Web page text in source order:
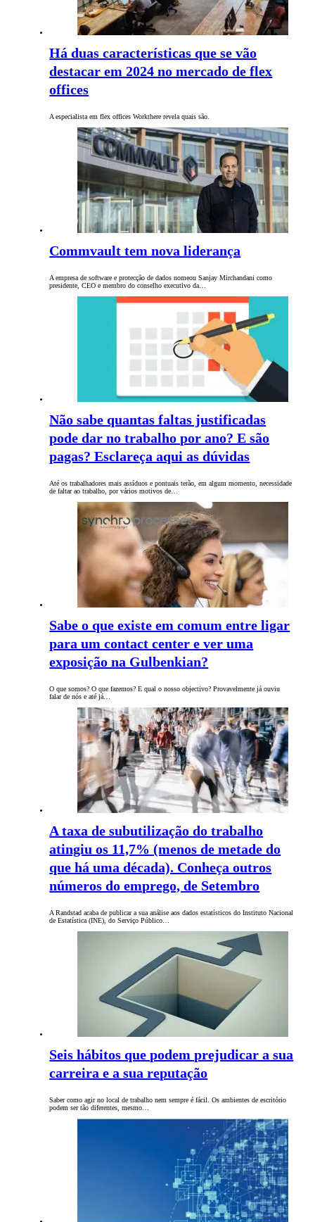
Há duas características que se vão
destacar em 2024 no mercado de flex
offices
A especialista em flex offices Workthere revela quais são.
Commvault tem nova liderança
A empresa de software e protecção de dados nomeou Sanjay Mirchandani como
presidente, CEO e membro do conselho executivo da…
Não sabe quantas faltas justificadas
pode dar no trabalho por ano? E são
pagas? Esclareça aqui as dúvidas
Até os trabalhadores mais assíduos e pontuais terão, em algum momento, necessidade
de faltar ao trabalho, por vários motivos de…
Sabe o que existe em comum entre ligar
para um contact center e ver uma
exposição na Gulbenkian?
O que somos? O que fazemos? E qual o nosso objectivo? Provavelmente já ouviu
falar de nós e até já…
A taxa de subutilização do trabalho
atingiu os 11,7% (menos de metade do
que há uma década). Conheça outros
números do emprego, de Setembro
A Randstad acaba de publicar a sua análise aos dados estatísticos do Instituto Nacional
de Estatística (INE), do Serviço Público…
Seis hábitos que podem prejudicar a sua
carreira e a sua reputação
Saber como agir no local de trabalho nem sempre é fácil. Os ambientes de escritório
podem ser tão diferentes, mesmo…